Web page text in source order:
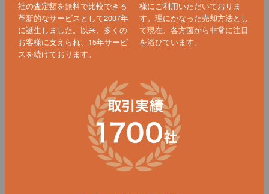
社の査定額を無料で比較できる
革新的なサービスとして2007年
に誕生しました。以来、多くの
お客様に支えられ、15年サービ
スを続けております。
様にご利用いただいておりま
す。理にかなった売却方法とし
て現在、各方面から非常に注目
を浴びています。